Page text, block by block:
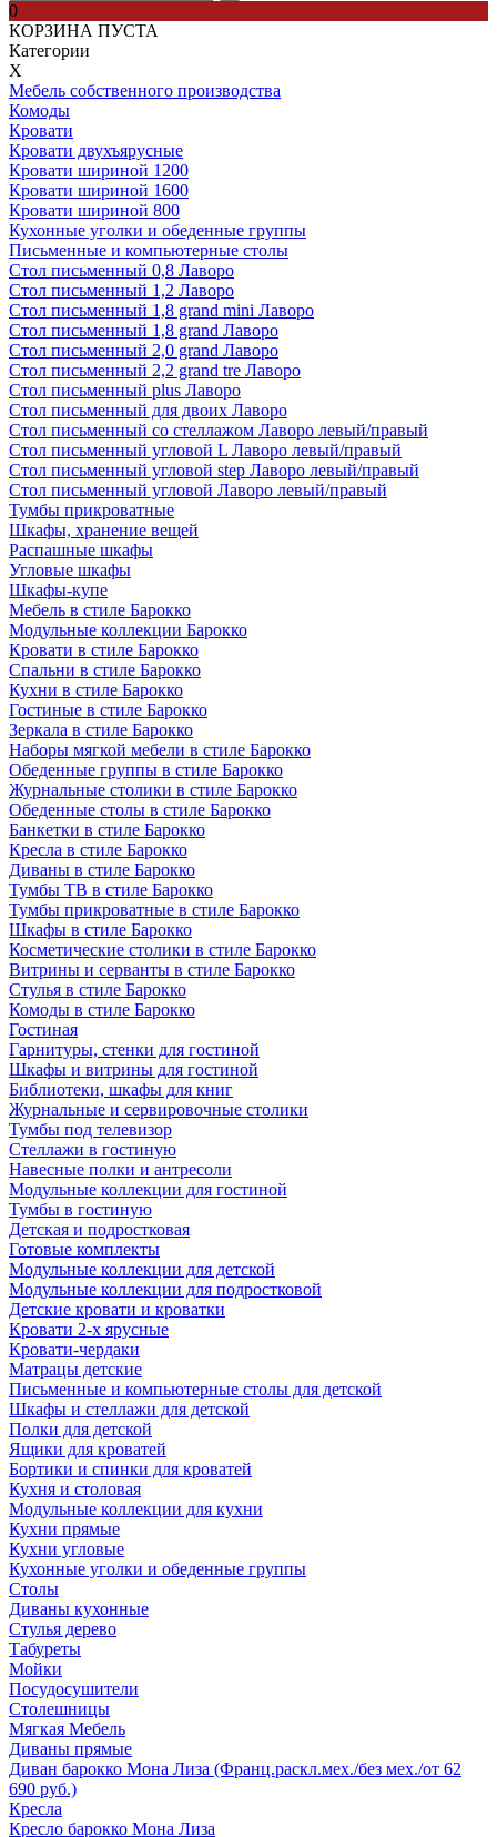
0
КОРЗИНА ПУСТА
Категории
Х
Мебель собственного производства
Комоды
Кровати
Кровати двухъярусные
Кровати шириной 1200
Кровати шириной 1600
Кровати шириной 800
Кухонные уголки и обеденные группы
Письменные и компьютерные столы
Стол письменный 0,8 Лаворо
Стол письменный 1,2 Лаворо
Стол письменный 1,8 grand mini Лаворо
Стол письменный 1,8 grand Лаворо
Стол письменный 2,0 grand Лаворо
Стол письменный 2,2 grand tre Лаворо
Стол письменный plus Лаворо
Стол письменный для двоих Лаворо
Стол письменный со стеллажом Лаворо левый/правый
Стол письменный угловой L Лаворо левый/правый
Стол письменный угловой step Лаворо левый/правый
Стол письменный угловой Лаворо левый/правый
Тумбы прикроватные
Шкафы, хранение вещей
Распашные шкафы
Угловые шкафы
Шкафы-купе
Мебель в стиле Барокко
Модульные коллекции Барокко
Кровати в стиле Барокко
Спальни в стиле Барокко
Кухни в стиле Барокко
Гостиные в стиле Барокко
Зеркала в стиле Барокко
Наборы мягкой мебели в стиле Барокко
Обеденные группы в стиле Барокко
Журнальные столики в стиле Барокко
Обеденные столы в стиле Барокко
Банкетки в стиле Барокко
Кресла в стиле Барокко
Диваны в стиле Барокко
Тумбы ТВ в стиле Барокко
Тумбы прикроватные в стиле Барокко
Шкафы в стиле Барокко
Косметические столики в стиле Барокко
Витрины и серванты в стиле Барокко
Стулья в стиле Барокко
Комоды в стиле Барокко
Гостиная
Гарнитуры, стенки для гостиной
Шкафы и витрины для гостиной
Библиотеки, шкафы для книг
Журнальные и сервировочные столики
Тумбы под телевизор
Стеллажи в гостиную
Навесные полки и антресоли
Модульные коллекции для гостиной
Тумбы в гостиную
Детская и подростковая
Готовые комплекты
Модульные коллекции для детской
Модульные коллекции для подростковой
Детские кровати и кроватки
Кровати 2-х ярусные
Кровати-чердаки
Матрацы детские
Письменные и компьютерные столы для детской
Шкафы и стеллажи для детской
Полки для детской
Ящики для кроватей
Бортики и спинки для кроватей
Кухня и столовая
Модульные коллекции для кухни
Кухни прямые
Кухни угловые
Кухонные уголки и обеденные группы
Столы
Диваны кухонные
Стулья дерево
Табуреты
Мойки
Посудосушители
Столешницы
Мягкая Мебель
Диваны прямые
Диван барокко Мона Лиза (Франц.раскл.мех./без мех./от 62
690 руб.)
Кресла
Кресло барокко Мона Лиза